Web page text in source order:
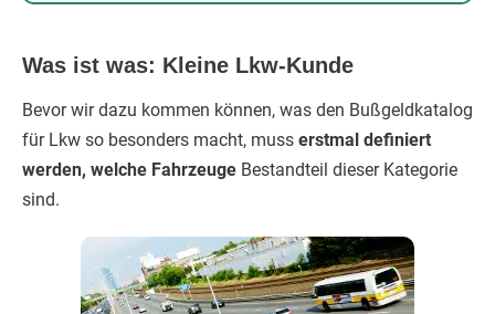
Was ist was: Kleine Lkw-Kunde
Bevor wir dazu kommen können, was den Bußgeldkatalog
für Lkw so besonders macht, muss erstmal definiert
werden, welche Fahrzeuge Bestandteil dieser Kategorie
sind.